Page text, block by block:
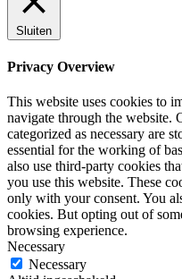
Sluiten
Privacy Overview
This website uses cookies to
navigate through the website.
categorized as necessary are
essential for the working of
also use third-party cookies
you use this website. These
only with your consent. You
cookies. But opting out of
browsing experience.
Necessary
Necessary